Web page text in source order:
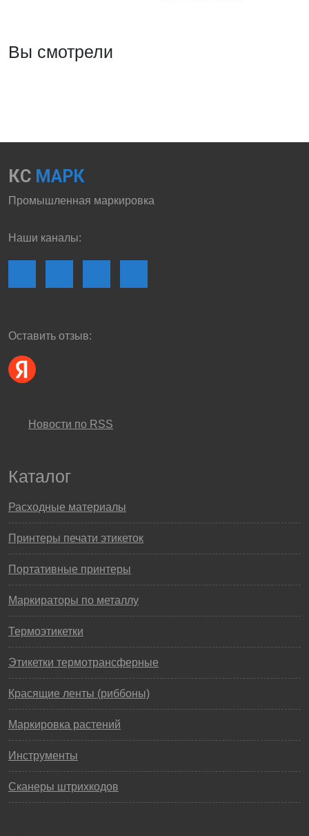
Вы смотрели
КС МАРК
Промышленная маркировка
Наши каналы:
Оставить отзыв:
Новости по RSS
Каталог
Расходные материалы
Принтеры печати этикеток
Портативные принтеры
Маркираторы по металлу
Термоэтикетки
Этикетки термотрансферные
Красящие ленты (риббоны)
Маркировка растений
Инструменты
Сканеры штрихкодов